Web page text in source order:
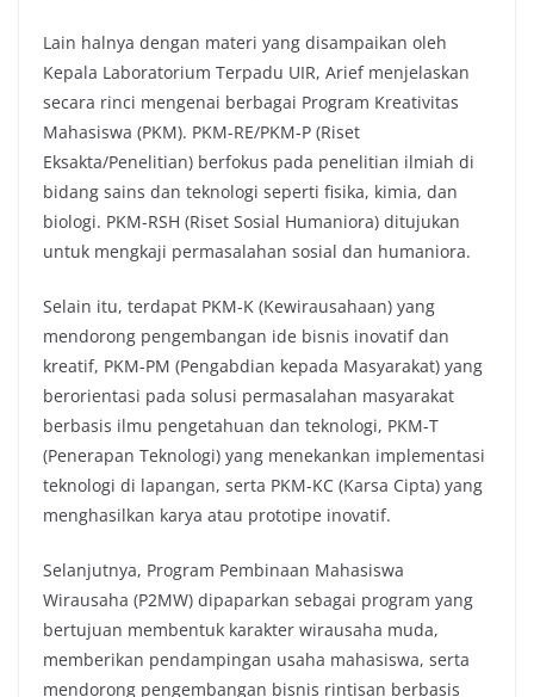
Lain halnya dengan materi yang disampaikan oleh
Kepala Laboratorium Terpadu UIR, Arief menjelaskan
secara rinci mengenai berbagai Program Kreativitas
Mahasiswa (PKM). PKM-RE/PKM-P (Riset
Eksakta/Penelitian) berfokus pada penelitian ilmiah di
bidang sains dan teknologi seperti fisika, kimia, dan
biologi. PKM-RSH (Riset Sosial Humaniora) ditujukan
untuk mengkaji permasalahan sosial dan humaniora.
Selain itu, terdapat PKM-K (Kewirausahaan) yang
mendorong pengembangan ide bisnis inovatif dan
kreatif, PKM-PM (Pengabdian kepada Masyarakat) yang
berorientasi pada solusi permasalahan masyarakat
berbasis ilmu pengetahuan dan teknologi, PKM-T
(Penerapan Teknologi) yang menekankan implementasi
teknologi di lapangan, serta PKM-KC (Karsa Cipta) yang
menghasilkan karya atau prototipe inovatif.
Selanjutnya, Program Pembinaan Mahasiswa
Wirausaha (P2MW) dipaparkan sebagai program yang
bertujuan membentuk karakter wirausaha muda,
memberikan pendampingan usaha mahasiswa, serta
mendorong pengembangan bisnis rintisan berbasis